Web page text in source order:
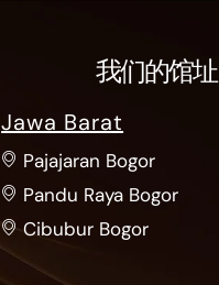
我们的馆址
Jawa Barat
Pajajaran Bogor
Pandu Raya Bogor
Cibubur Bogor